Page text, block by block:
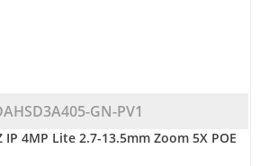
GN-PV1
IP 4MP Lite 2.7-13.5mm Zoom 5X POE